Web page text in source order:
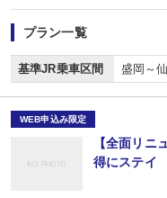
プラン一覧
基準JR乗車区間 盛岡～
WEB申込み限定
【全面リニ
得にステイ